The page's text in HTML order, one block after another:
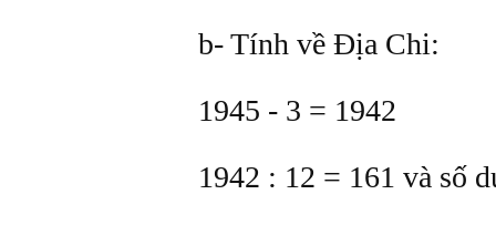
b- Tính về Ðịa Chi:
1945 - 3 = 1942
1942 : 12 = 161 và số